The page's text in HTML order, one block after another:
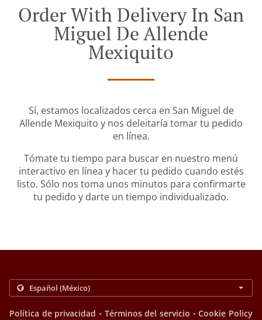
Order With Delivery In San
Miguel De Allende
Mexiquito
Sí, estamos localizados cerca en San Miguel de
Allende Mexiquito y nos deleitaría tomar tu pedido
en línea.
Tómate tu tiempo para buscar en nuestro menú
interactivo en línea y hacer tu pedido cuando estés
listo. Sólo nos toma unos minutos para confirmarte
tu pedido y darte un tiempo individualizado.
Política de privacidad . Términos del servicio . Cookie Policy